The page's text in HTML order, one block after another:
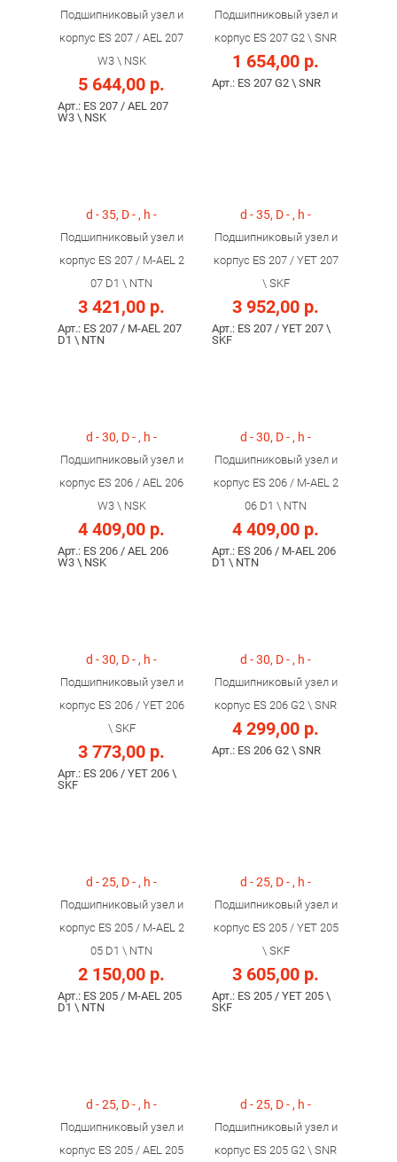
Подшипниковый узел и
корпус ES 207 / AEL 207
W3 \ NSK
5 644,00 р.
Арт.: ES 207 / AEL 207
W3 \ NSK
Подшипниковый узел и
корпус ES 207 G2 \ SNR
1 654,00 р.
Арт.: ES 207 G2 \ SNR
d - 35, D - , h -
Подшипниковый узел и
корпус ES 207 / M-AEL 2
07 D1 \ NTN
3 421,00 р.
Арт.: ES 207 / M-AEL 207
D1 \ NTN
d - 35, D - , h -
Подшипниковый узел и
корпус ES 207 / YET 207
\ SKF
3 952,00 р.
Арт.: ES 207 / YET 207 \
SKF
d - 30, D - , h -
Подшипниковый узел и
корпус ES 206 / AEL 206
W3 \ NSK
4 409,00 р.
Арт.: ES 206 / AEL 206
W3 \ NSK
d - 30, D - , h -
Подшипниковый узел и
корпус ES 206 / M-AEL 2
06 D1 \ NTN
4 409,00 р.
Арт.: ES 206 / M-AEL 206
D1 \ NTN
d - 30, D - , h -
Подшипниковый узел и
корпус ES 206 / YET 206
\ SKF
3 773,00 р.
Арт.: ES 206 / YET 206 \
SKF
d - 30, D - , h -
Подшипниковый узел и
корпус ES 206 G2 \ SNR
4 299,00 р.
Арт.: ES 206 G2 \ SNR
d - 25, D - , h -
Подшипниковый узел и
корпус ES 205 / M-AEL 2
05 D1 \ NTN
2 150,00 р.
Арт.: ES 205 / M-AEL 205
D1 \ NTN
d - 25, D - , h -
Подшипниковый узел и
корпус ES 205 / YET 205
\ SKF
3 605,00 р.
Арт.: ES 205 / YET 205 \
SKF
d - 25, D - , h -
Подшипниковый узел и
корпус ES 205 / AEL 205
d - 25, D - , h -
Подшипниковый узел и
корпус ES 205 G2 \ SNR